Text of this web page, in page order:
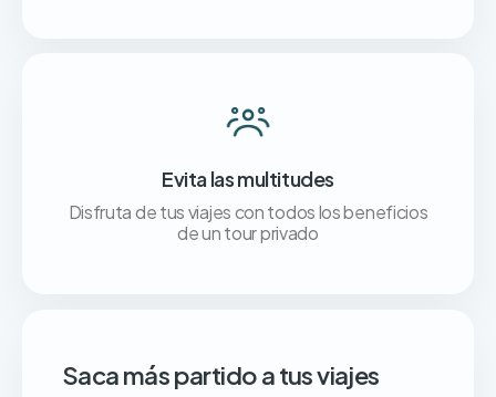
Evita las multitudes
Disfruta de tus viajes con todos los beneficios
de un tour privado
Saca más partido a tus viajes